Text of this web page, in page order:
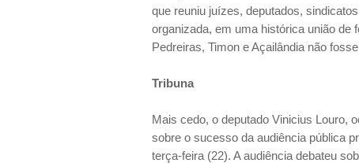
que reuniu juízes, deputados,
organizada, em uma histórica união de
Pedreiras, Timon e Açailândia não
Tribuna
Mais cedo, o deputado Vinicius Louro,
sobre o sucesso da audiência pública
terça-feira (22). A audiência debateu